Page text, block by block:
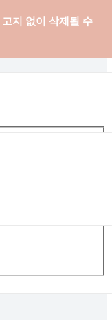
고지 없이 삭제될 수